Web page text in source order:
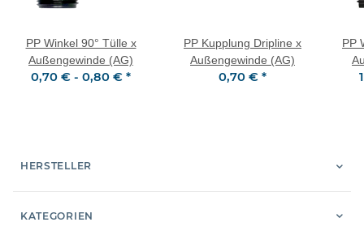
PP Winkel 90° Tülle x
Außengewinde (AG)
0,70 € - 0,80 € *
PP Kupplung Dripline x
Außengewinde (AG)
0,70 € *
PP
HERSTELLER
KATEGORIEN